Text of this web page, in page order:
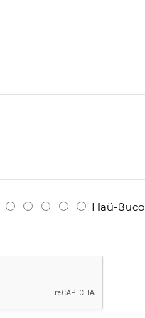
Най-